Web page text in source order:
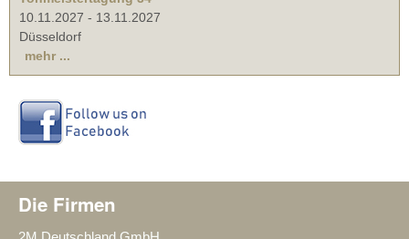
10.11.2027 - 13.11.2027
Düsseldorf
mehr ...
Die Firmen